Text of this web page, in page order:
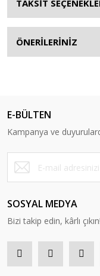
TAKSİT
ÖNERİLERİNİZ
E-BÜLTEN
Kampanya ve
SOSYAL MEDYA
Bizi takip edin, kârlı çıkın!